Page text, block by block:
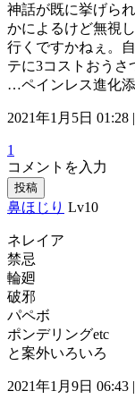
神話が既に挙げら
かによるけど無視
行くですかねぇ。
テに3コストおうさ
…ペインレス進化
2021年1月5日 01:28 |
1
コメントを入力
投稿
鼻ほじり Lv10
ネレイア
禁忌
輪廻
破邪
パペボ
ポンデリングetc
と案外いろいろ
2021年1月9日 06:43 |